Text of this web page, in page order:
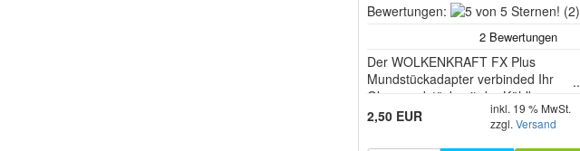
Bewertungen:
5(2)
Der WOLKENKRAFT FX Plus
Mundstückadapter verbinded Ihr
Glasmundstück mit der Kühlkammer
des FX Plus.
2,50 EUR
inkl. 19 % MwSt.
zzgl. Versand